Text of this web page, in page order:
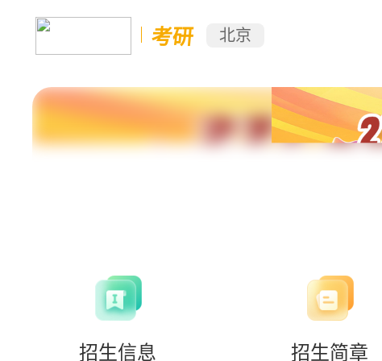
考研 北京
招生信息 招生简章